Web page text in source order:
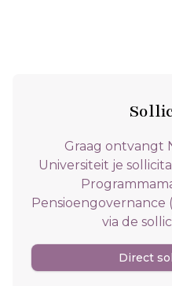
Graag ontvangt
Universiteit je
Pensioengovernance
via de
Direct